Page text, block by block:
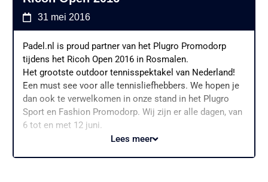
31 mei 2016
Padel.nl is proud partner van het Plugro Promodorp
tijdens het Ricoh Open 2016 in Rosmalen.
Het grootste outdoor tennisspektakel van Nederland!
Een must see voor alle tennisliefhebbers. We hopen je
dan ook te verwelkomen in onze stand in het Plugro
Sport en Fashion Promodorp. Wij zijn er alle dagen, van
6 tot en met 12 juni.
Lees meer